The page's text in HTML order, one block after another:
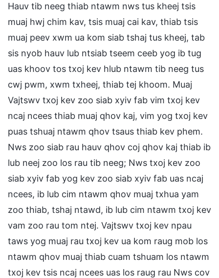
Hauv tib neeg thiab ntawm nws tus kheej tsis
muaj hwj chim kav, tsis muaj cai kav, thiab tsis
muaj peev xwm ua kom siab tshaj tus kheej, tab
sis nyob hauv lub ntsiab tseem ceeb yog ib tug
uas khoov tos txoj kev hlub ntawm tib neeg tus
cwj pwm, xwm txheej, thiab tej khoom. Muaj
Vajtswv txoj kev zoo siab xyiv fab vim txoj kev
ncaj ncees thiab muaj qhov kaj, vim yog txoj kev
puas tshuaj ntawm qhov tsaus thiab kev phem.
Nws zoo siab rau hauv qhov coj qhov kaj thiab ib
lub neej zoo los rau tib neeg; Nws txoj kev zoo
siab xyiv fab yog kev zoo siab xyiv fab uas ncaj
ncees, ib lub cim ntawm qhov muaj txhua yam
zoo thiab, tshaj ntawd, ib lub cim ntawm txoj kev
vam zoo rau tom ntej. Vajtswv txoj kev npau
taws yog muaj rau txoj kev ua kom raug mob los
ntawm qhov muaj thiab cuam tshuam los ntawm
txoj kev tsis ncaj ncees uas los raug rau Nws cov